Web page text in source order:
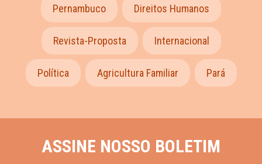
Pernambuco Direitos Humanos
Revista-Proposta Internacional
Política Agricultura Familiar Pará
ASSINE NOSSO BOLETIM